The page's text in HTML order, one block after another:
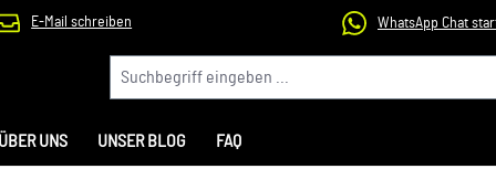
E-Mail schreiben WhatsApp Chat
ÜBER UNS UNSER BLOG FAQ